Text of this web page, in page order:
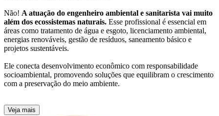
Não! A atuação do engenheiro ambiental e sanitarista vai muito
além dos ecossistemas naturais. Esse profissional é essencial em
áreas como tratamento de água e esgoto, licenciamento ambiental,
energias renováveis, gestão de resíduos, saneamento básico e
projetos sustentáveis.
Ele conecta desenvolvimento econômico com responsabilidade
socioambiental, promovendo soluções que equilibram o crescimento
com a preservação do meio ambiente.
Veja mais